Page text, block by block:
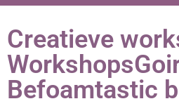
Product uitleg
Workshop | Cursus
Creatieve
Befoamtastic